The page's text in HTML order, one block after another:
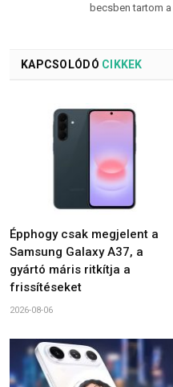
becsben tartom
KAPCSOLÓDÓ CIKKEK
Épphogy csak megjelent a
Samsung Galaxy A37, a
gyártó máris ritkítja a
frissítéseket
2026-08-06